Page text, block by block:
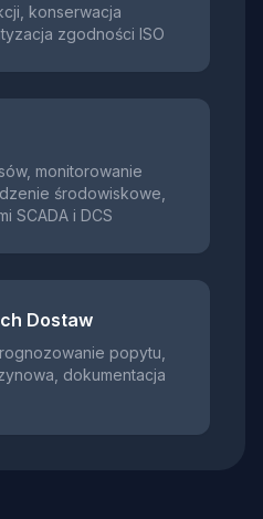
konserwacja
zgodności ISO
monitorowanie
środowiskowe,
SCADA i DCS
Dostaw
popytu,
dokumentacja